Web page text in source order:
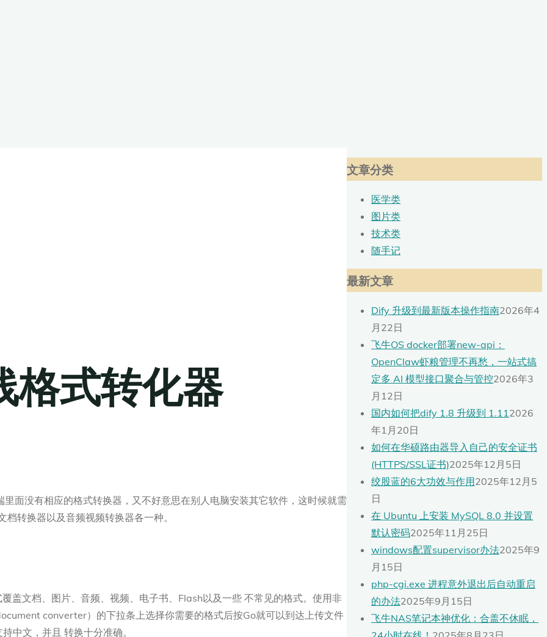
格式转化器
面没有相应的格式转换器，又不好意思在别人电脑安装其它软件，这时候就需
转换器以及音频视频转换器各一种。
盖文档、图片、音频、视频、电子书、Flash以及一些 不常见的格式。使用非
converter）的下拉条上选择你需要的格式后按Go就可以到达上传文件
中文，并且 转换十分准确。
文章分类
医学类
图片类
技术类
随手记
最新文章
Dify 升级到最新版本操作指南2026年4
月22日
飞牛OS docker部署new-api：
OpenClaw虾粮管理不再愁，一站式搞
定多 AI 模型接口聚合与管控2026年3
月12日
国内如何把dify 1.8 升级到 1.11 2026
年1月20日
如何在华硕路由器导入自己的安全证书
(HTTPS/SSL证书)2025年12月5日
绞股蓝的6大功效与作用2025年12月5
日
在 Ubuntu 上安装 MySQL 8.0 并设置
默认密码2025年11月25日
windows配置supervisor办法2025年9
月15日
php-cgi.exe 进程意外退出后自动重启
的办法2025年9月15日
飞牛NAS笔记本神优化：合盖不休眠，